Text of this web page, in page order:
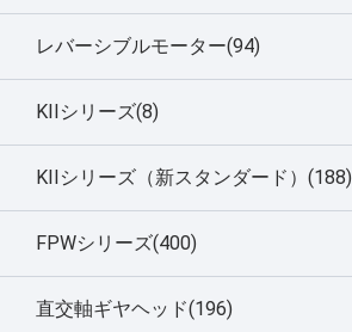
レバーシブルモーター(94)
KIIシリーズ(8)
KIIシリーズ（新スタンダード）(188)
FPWシリーズ(400)
直交軸ギヤヘッド(196)